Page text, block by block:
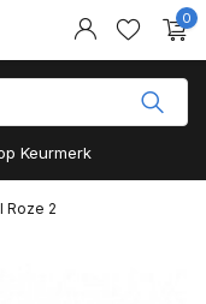
0
Keurmerk
Roze 2